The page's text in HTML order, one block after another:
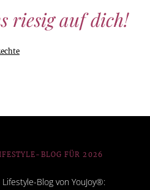
riesig auf dich!
BLOG FÜR 2026
Blog von YouJoy®: